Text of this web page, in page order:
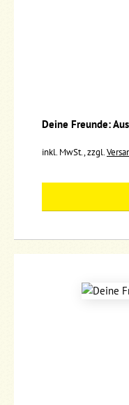
Deine Freunde:
inkl. MwSt., zzgl.